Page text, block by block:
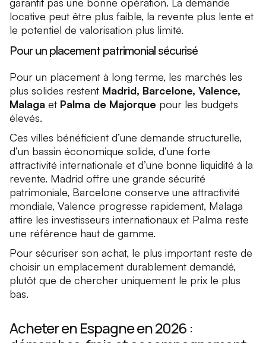
locative peut être plus faible, la revente plus lente et
le potentiel de valorisation plus limité.
Pour un placement patrimonial sécurisé
Pour un placement à long terme, les marchés les
plus solides restent Madrid, Barcelone, Valence,
Malaga et Palma de Majorque pour les budgets
élevés.
Ces villes bénéficient d’une demande structurelle,
d’un bassin économique solide, d’une forte
attractivité internationale et d’une bonne liquidité à la
revente. Madrid offre une grande sécurité
patrimoniale, Barcelone conserve une attractivité
mondiale, Valence progresse rapidement, Malaga
attire les investisseurs internationaux et Palma reste
une référence haut de gamme.
Pour sécuriser son achat, le plus important reste de
choisir un emplacement durablement demandé,
plutôt que de chercher uniquement le prix le plus
bas.
Acheter en Espagne en 2026 :